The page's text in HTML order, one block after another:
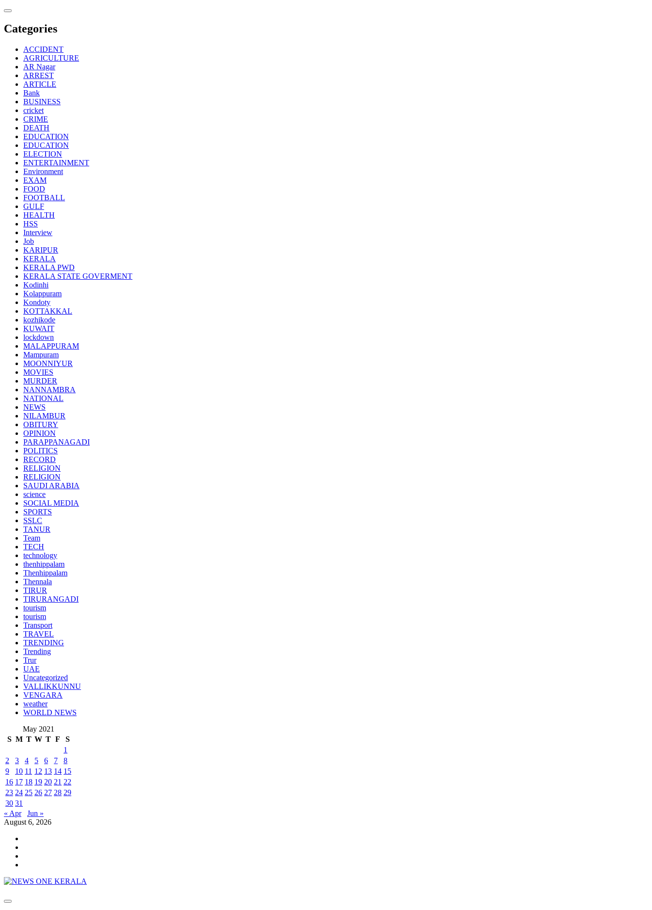
Skip
content
Categories
ACCIDENT
AGRICULTURE
AR Nagar
ARREST
ARTICLE
Bank
BUSINESS
cricket
CRIME
DEATH
EDUCATION
EDUCATION
ELECTION
ENTERTAINMENT
Environment
EXAM
FOOD
FOOTBALL
GULF
HEALTH
HSS
Interview
Job
KARIPUR
KERALA
KERALA PWD
KERALA STATE GOVERMENT
Kodinhi
Kolappuram
Kondoty
KOTTAKKAL
kozhikode
KUWAIT
lockdown
MALAPPURAM
Mampuram
MOONNIYUR
MOVIES
MURDER
NANNAMBRA
NATIONAL
NEWS
NILAMBUR
OBITURY
OPINION
PARAPPANAGADI
POLITICS
RECORD
RELIGION
RELIGION
SAUDI ARABIA
science
SOCIAL MEDIA
SPORTS
SSLC
TANUR
Team
TECH
technology
thenhippalam
Thenhippalam
Thennala
TIRUR
TIRURANGADI
tourism
tourism
Transport
TRAVEL
TRENDING
Trending
Trur
UAE
Uncategorized
VALLIKKUNNU
VENGARA
weather
WORLD NEWS
May 2021
S M T W T F
S
1
2
3 4 5 6 7
8
9
10 11 12 13 14 15
16 17 18 19 20 21 22
23 24 25 26 27 28 29
30 31
« Apr
Jun »
August 6, 2026
Primary